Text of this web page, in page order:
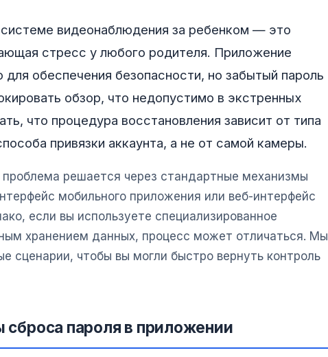
видеонаблюдения за ребенком — это
стресс у любого родителя. Приложение
для обеспечения безопасности, но забытый пароль
обзор, что недопустимо в экстренных
что процедура восстановления зависит от типа
привязки аккаунта, а не от самой камеры.
проблема решается через стандартные механизмы
мобильного приложения или веб-интерфейс
если вы используете специализированное
хранением данных, процесс может отличаться. Мы
сценарии, чтобы вы могли быстро вернуть контроль
пароля в приложении